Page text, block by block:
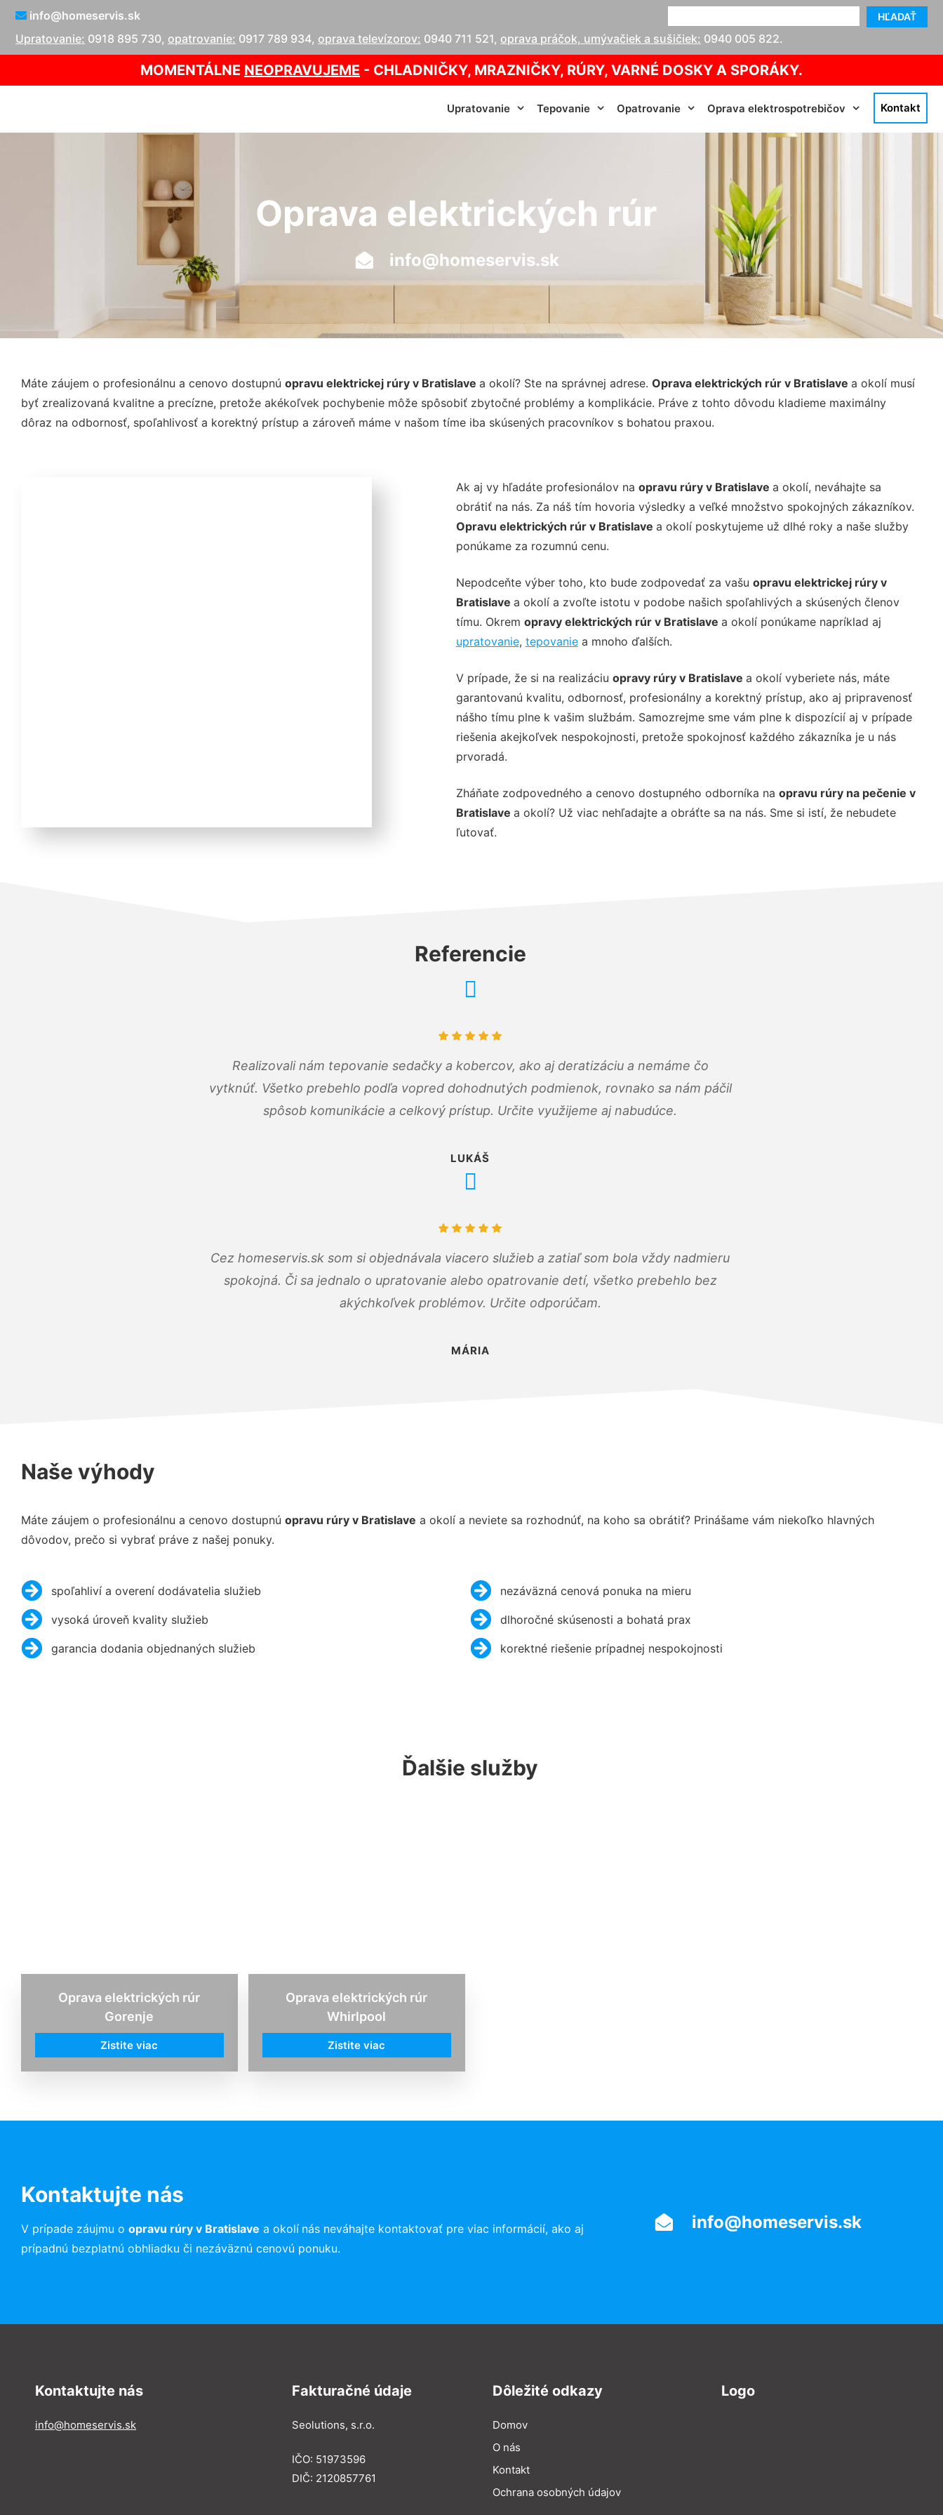
HĽADAŤ
info@homeservis.sk
Upratovanie: 0918 895 730, opatrovanie: 0917 789 934, oprava televízorov: 0940 711 521, oprava práčok, umývačiek a sušičiek: 0940 005 822.
MOMENTÁLNE NEOPRAVUJEME - CHLADNIČKY, MRAZNIČKY, RÚRY, VARNÉ DOSKY A SPORÁKY.
Upratovanie Tepovanie Opatrovanie Oprava elektrospotrebičov Kontakt
Oprava elektrických rúr
info@homeservis.sk
Máte záujem o profesionálnu a cenovo dostupnú opravu elektrickej rúry v Bratislave a okolí? Ste na správnej adrese. Oprava elektrických rúr v Bratislave a okolí musí
byť zrealizovaná kvalitne a precízne, pretože akékoľvek pochybenie môže spôsobiť zbytočné problémy a komplikácie. Práve z tohto dôvodu kladieme maximálny
dôraz na odbornosť, spoľahlivosť a korektný prístup a zároveň máme v našom tíme iba skúsených pracovníkov s bohatou praxou.
Ak aj vy hľadáte profesionálov na opravu rúry v Bratislave a okolí, neváhajte sa
obrátiť na nás. Za náš tím hovoria výsledky a veľké množstvo spokojných zákazníkov.
Opravu elektrických rúr v Bratislave a okolí poskytujeme už dlhé roky a naše služby
ponúkame za rozumnú cenu.
Nepodceňte výber toho, kto bude zodpovedať za vašu opravu elektrickej rúry v
Bratislave a okolí a zvoľte istotu v podobe našich spoľahlivých a skúsených členov
tímu. Okrem opravy elektrických rúr v Bratislave a okolí ponúkame napríklad aj
upratovanie, tepovanie a mnoho ďalších.
V prípade, že si na realizáciu opravy rúry v Bratislave a okolí vyberiete nás, máte
garantovanú kvalitu, odbornosť, profesionálny a korektný prístup, ako aj pripravenosť
nášho tímu plne k vašim službám. Samozrejme sme vám plne k dispozícií aj v prípade
riešenia akejkoľvek nespokojnosti, pretože spokojnosť každého zákazníka je u nás
prvoradá.
Zháňate zodpovedného a cenovo dostupného odborníka na opravu rúry na pečenie v
Bratislave a okolí? Už viac nehľadajte a obráťte sa na nás. Sme si istí, že nebudete
ľutovať.
Referencie
Realizovali nám tepovanie sedačky a kobercov, ako aj deratizáciu a nemáme čo
vytknúť. Všetko prebehlo podľa vopred dohodnutých podmienok, rovnako sa nám páčil
spôsob komunikácie a celkový prístup. Určite využijeme aj nabudúce.
LUKÁŠ
Cez homeservis.sk som si objednávala viacero služieb a zatiaľ som bola vždy nadmieru
spokojná. Či sa jednalo o upratovanie alebo opatrovanie detí, všetko prebehlo bez
akýchkoľvek problémov. Určite odporúčam.
MÁRIA
Naše výhody
Máte záujem o profesionálnu a cenovo dostupnú opravu rúry v Bratislave a okolí a neviete sa rozhodnúť, na koho sa obrátiť? Prinášame vám niekoľko hlavných
dôvodov, prečo si vybrať práve z našej ponuky.
spoľahliví a overení dodávatelia služieb
vysoká úroveň kvality služieb
garancia dodania objednaných služieb
nezáväzná cenová ponuka na mieru
dlhoročné skúsenosti a bohatá prax
korektné riešenie prípadnej nespokojnosti
Ďalšie služby
Oprava elektrických rúr
Gorenje
Zistite viac
Oprava elektrických rúr
Whirlpool
Zistite viac
Kontaktujte nás
V prípade záujmu o opravu rúry v Bratislave a okolí nás neváhajte kontaktovať pre viac informácií, ako aj
prípadnú bezplatnú obhliadku či nezáväznú cenovú ponuku.
info@homeservis.sk
Kontaktujte nás
info@homeservis.sk
Fakturačné údaje
Seolutions, s.r.o.
IČO: 51973596
DIČ: 2120857761
Dôležité odkazy
Domov
O nás
Kontakt
Ochrana osobných údajov
Logo